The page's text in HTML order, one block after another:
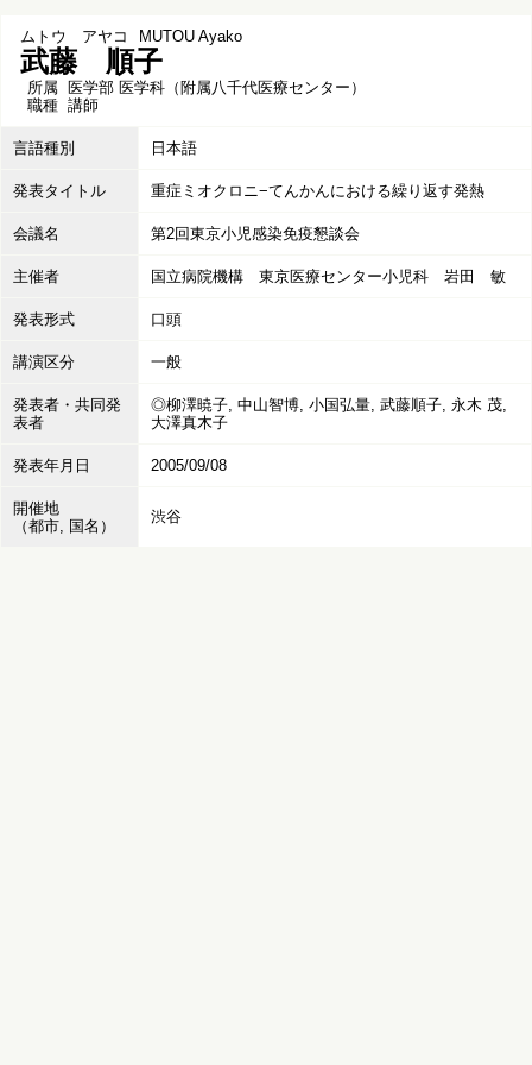
ムトウ アヤコ MUTOU Ayako
武藤 順子
所属 医学部 医学科（附属八千代医療センター）
職種 講師
言語種別 日本語
発表タイトル 重症ミオクロニ−てんかんにおける繰り返す発熱
会議名 第2回東京小児感染免疫懇談会
主催者 国立病院機構 東京医療センター小児科 岩田 敏
発表形式 口頭
講演区分 一般
発表者・共同発
表者
◎柳澤暁子, 中山智博, 小国弘量, 武藤順子, 永木 茂,
大澤真木子
発表年月日 2005/09/08
開催地
（都市, 国名）
渋谷